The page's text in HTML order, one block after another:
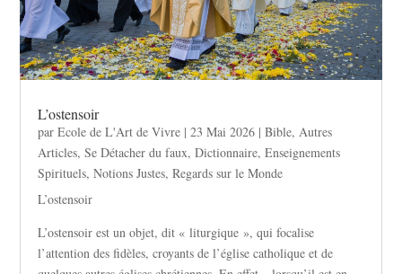
L’ostensoir
parEcole de L'Art de Vivre |23 Mai 2026 |Bible,Autres
Articles,Se Détacher du faux,Dictionnaire,Enseignements
Spirituels,Notions Justes,Regards sur le Monde
L’ostensoir
L’ostensoir est un objet, dit « liturgique », qui focalise
l’attention des fidèles, croyants de l’église catholique et de